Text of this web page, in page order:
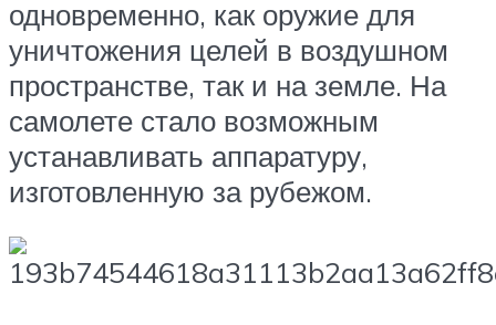
одновременно, как оружие для
уничтожения целей в воздушном
пространстве, так и на земле. На
самолете стало возможным
устанавливать аппаратуру,
изготовленную за рубежом.